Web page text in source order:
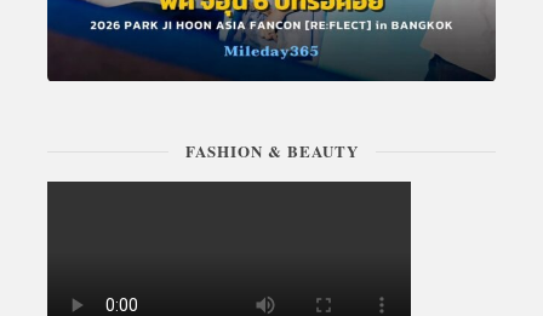
FASHION & BEAUTY